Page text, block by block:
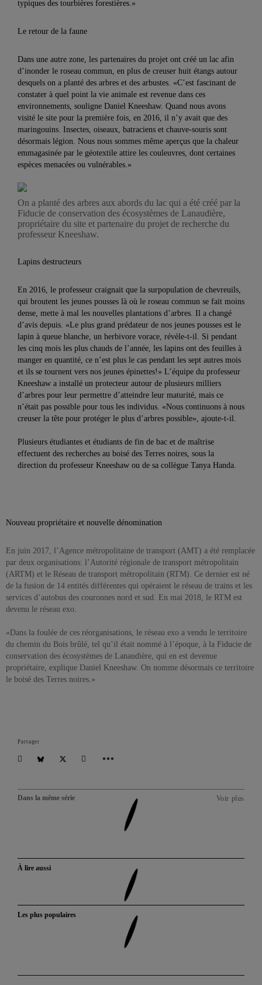
typiques des tourbières forestières.»
Le retour de la faune
Dans une autre zone, les partenaires du projet ont créé un lac afin
d’inonder le roseau commun, en plus de creuser huit étangs autour
desquels on a planté des arbres et des arbustes. «C’est fascinant de
constater à quel point la vie animale est revenue dans ces
environnements, souligne Daniel Kneeshaw. Quand nous avons
visité le site pour la première fois, en 2016, il n’y avait que des
maringouins. Insectes, oiseaux, batraciens et chauve-souris sont
désormais légion. Nous nous sommes même aperçus que la chaleur
emmagasinée par le géotextile attire les couleuvres, dont certaines
espèces menacées ou vulnérables.»
On a planté des arbres aux abords du lac qui a été créé par la
Fiducie de conservation des écosystèmes de Lanaudière,
propriétaire du site et partenaire du projet de recherche du
professeur Kneeshaw.
Lapins destructeurs
En 2016, le professeur craignait que la surpopulation de chevreuils,
qui broutent les jeunes pousses là où le roseau commun se fait moins
dense, mette à mal les nouvelles plantations d’arbres. Il a changé
d’avis depuis. «Le plus grand prédateur de nos jeunes pousses est le
lapin à queue blanche, un herbivore vorace, révèle-t-il. Si pendant
les cinq mois les plus chauds de l’année, les lapins ont des feuilles à
manger en quantité, ce n’est plus le cas pendant les sept autres mois
et ils se tournent vers nos jeunes épinettes!» L’équipe du professeur
Kneeshaw a installé un protecteur autour de plusieurs milliers
d’arbres pour leur permettre d’atteindre leur maturité, mais ce
n’était pas possible pour tous les individus. «Nous continuons à nous
creuser la tête pour protéger le plus d’arbres possible», ajoute-t-il.
Plusieurs étudiantes et étudiants de fin de bac et de maîtrise
effectuent des recherches au boisé des Terres noires, sous la
direction du professeur Kneeshaw ou de sa collègue Tanya Handa.
Nouveau propriétaire et nouvelle dénomination
En juin 2017, l’Agence métropolitaine de transport (AMT) a été remplacée
par deux organisations: l’Autorité régionale de transport métropolitain
(ARTM) et le Réseau de transport métropolitain (RTM). Ce dernier est né
de la fusion de 14 entités différentes qui opéraient le réseau de trains et les
services d’autobus des couronnes nord et sud. En mai 2018, le RTM est
devenu le réseau exo.
«Dans la foulée de ces réorganisations, le réseau exo a vendu le territoire
du chemin du Bois brûlé, tel qu’il était nommé à l’époque, à la Fiducie de
conservation des écosystèmes de Lanaudière, qui en est devenue
propriétaire, explique Daniel Kneeshaw. On nomme désormais ce territoire
le boisé des Terres noires.»
Partager
Dans la même série Voir plus
À lire aussi
Les plus populaires